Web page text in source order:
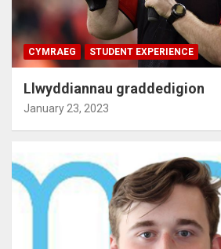
CYMRAEG STUDENT EXPERIENCE
Llwyddiannau graddedigion
January 23, 2023